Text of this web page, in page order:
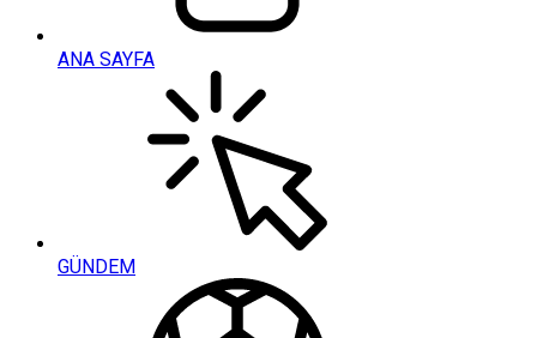
ANA SAYFA
GÜNDEM